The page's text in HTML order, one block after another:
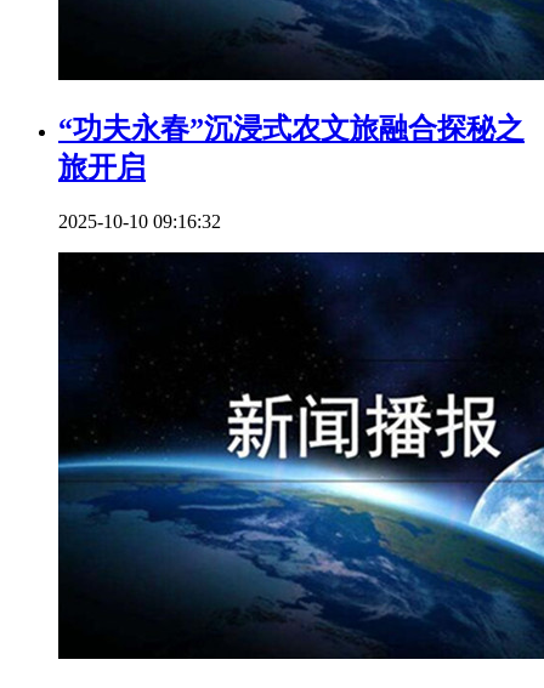
“功夫永春”沉浸式农文旅融合探秘之
旅开启
2025-10-10 09:16:32